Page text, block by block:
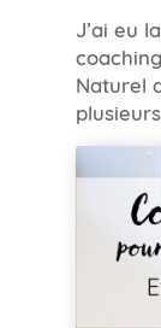
J’ai eu
Naturel